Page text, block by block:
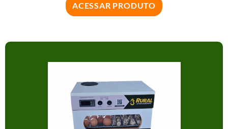
ACESSAR PRODUTO